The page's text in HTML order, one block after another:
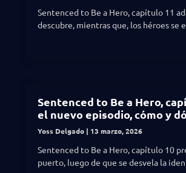
Sentenced to Be a Hero, capítulo 11
descubre, mientras que, los héroes se
Sentenced to Be a Hero,
el nuevo episodio, cómo y
Yoss Delgado 13 marzo, 2026
Sentenced to Be a Hero, capítulo 10
puerto, luego de que se desvela la